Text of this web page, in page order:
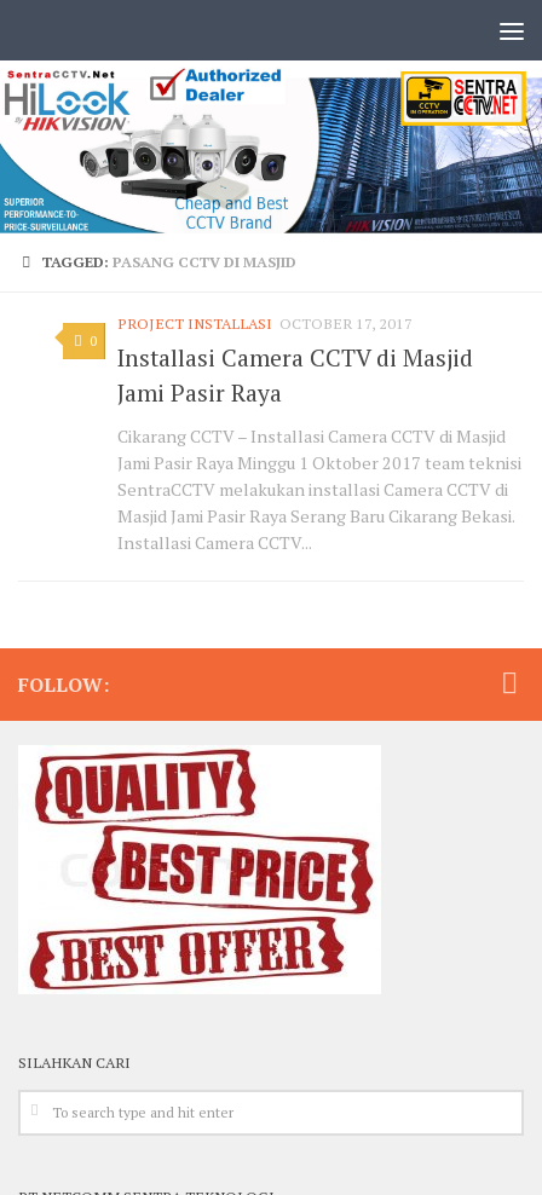
TAGGED:PASANG CCTV DI MASJID
0
PROJECT INSTALLASI OCTOBER 17, 2017
Installasi Camera CCTV di Masjid
Jami Pasir Raya
Cikarang CCTV – Installasi Camera CCTV di Masjid
Jami Pasir Raya Minggu 1 Oktober 2017 team teknisi
SentraCCTV melakukan installasi Camera CCTV di
Masjid Jami Pasir Raya Serang Baru Cikarang Bekasi.
Installasi Camera CCTV...
FOLLOW:
SILAHKAN CARI